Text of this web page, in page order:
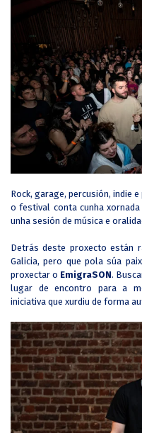
Rock, garage, percusión, indie
o festival conta cunha
unha sesión de música e
Detrás deste proxecto están
Galicia, pero que pola súa
proxectar o EmigraSON.
lugar de encontro para a
iniciativa que xurdiu de forma